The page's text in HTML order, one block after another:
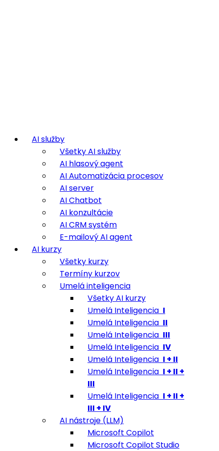
AI služby
Všetky AI služby
AI hlasový agent
AI Automatizácia procesov
AI server
AI Chatbot
AI konzultácie
AI CRM systém
E-mailový AI agent
AI kurzy
Všetky kurzy
Termíny kurzov
Umelá inteligencia
Všetky AI kurzy
Umelá Inteligencia I
Umelá Inteligencia II
Umelá Inteligencia III
Umelá Inteligencia IV
Umelá Inteligencia I + II
Umelá Inteligencia I + II +
III
Umelá Inteligencia I + II +
III + IV
AI nástroje (LLM)
Microsoft Copilot
Microsoft Copilot Studio